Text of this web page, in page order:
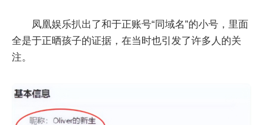
凤凰娱乐扒出了和于正账号“同域名”的小号，里面
全是于正晒孩子的证据，在当时也引发了许多人的关
注。